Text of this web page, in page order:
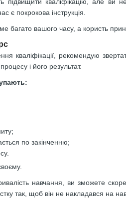
є покрокова інструкція.
багато вашого часу, а користь
кваліфікації, рекомендую
і його результат.
по закінченню;
навчання, ви зможете
так, щоб він не накладався на